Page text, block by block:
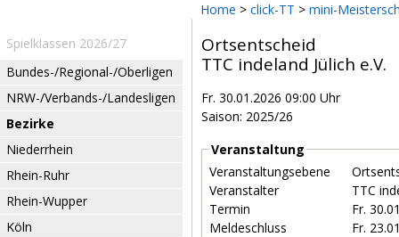
Home > click-TT > mini-
Spielklassen 2026/27
Bundes-/Regional-/Oberligen
NRW-/Verbands-/Landesligen
Bezirke
Niederrhein
Rhein-Ruhr
Rhein-Wupper
Köln
Ortsentscheid
TTC indeland Jülich e.V.
Fr. 30.01.2026 09:00 Uhr
Saison: 2025/26
Veranstaltung
Veranstaltungsebene
Veranstalter
TTC
Termin
Fr.
Meldeschluss
Fr.